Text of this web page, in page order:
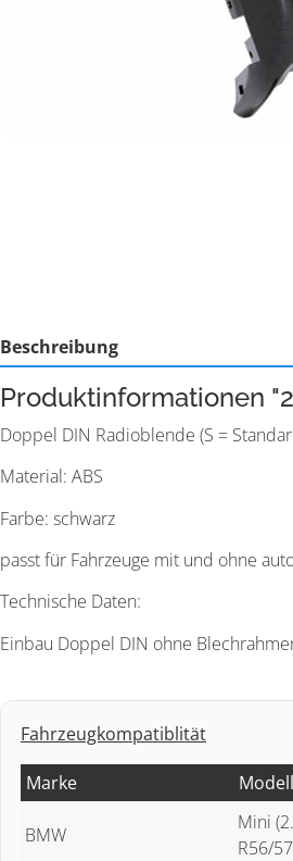
Beschreibung
Produktinformationen
Doppel DIN Radioblende (S =
Material: ABS
Farbe: schwarz
passt für Fahrzeuge mit und ohne
Technische Daten:
Einbau Doppel DIN ohne
Fahrzeugkompatiblität
Marke Modell
BMW
Mini
R56/